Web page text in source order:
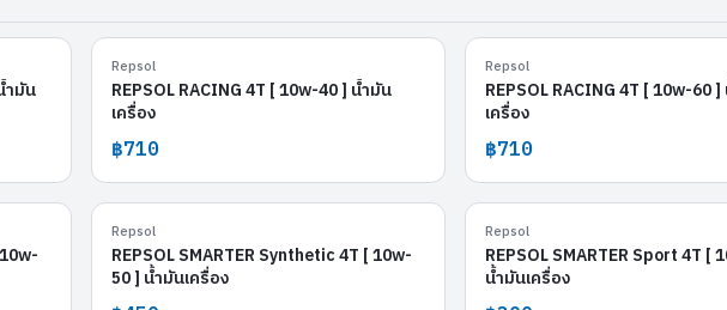
ำมัน
Repsol
REPSOL RACING 4T [ 10w-40 ] น้ำมัน
เครื่อง
฿710
Repsol
REPSOL RACING 4T [ 10w-60
เครื่อง
฿710
40 ] REPSOL SMARTER Synthetic 4T [ 10w-50 ]
Repsol
REPSOL SMARTER Synthetic 4T [ 10w-
50 ] น้ำมันเครื่อง
Repsol
REPSOL SMARTER Sport 4T [
น้ำมันเครื่อง